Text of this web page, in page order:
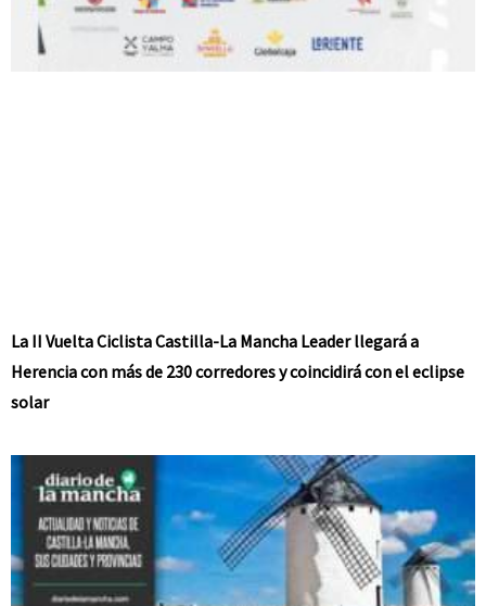
La II Vuelta Ciclista Castilla-La Mancha Leader llegará a
Herencia con más de 230 corredores y coincidirá con el eclipse
solar